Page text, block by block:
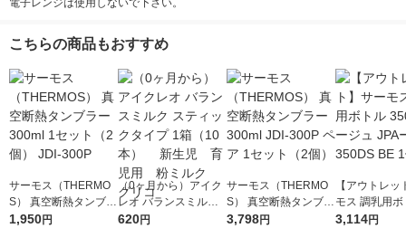
電子レンジは使用しないで下さい。
こちらの商品もおすすめ
サーモス（THERMO
S） 真空断熱タンブラ
ー300ml 1セット（2
1,950円
（0ヶ月から）アイク
レオ バランスミルク
スティックタイプ 1箱
620円
サーモス（THERMO
S） 真空断熱タンブラ
ー300ml JDI-300P ペ
3,798円
【アウトレッ
モス 調乳用
0ml ベージュ
3,114円